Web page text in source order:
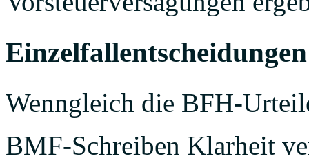
Einzelfallentscheidungen
Wenngleich die BFH-
BMF-Schreiben Klarheit